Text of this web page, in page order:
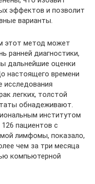
эффектов и позволит
варианты.
этот метод может
ранней диагностики,
дальнейшие оценки
настоящего времени
легких, толстой
обнадеживают.
институтом
пациентов с
лимфомы, показало,
чем за три месяца
компьютерной